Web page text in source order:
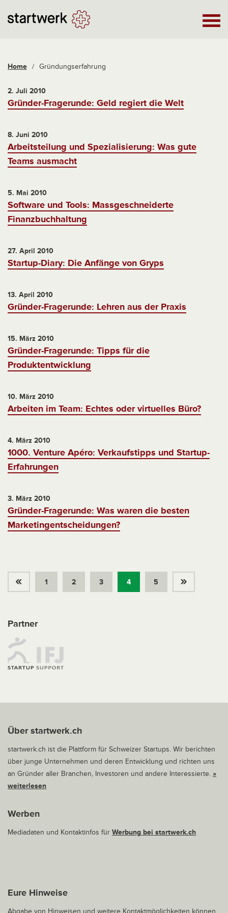
Home / Gründungserfahrung
2. Juli 2010
Gründer-Fragerunde: Geld regiert die Welt
8. Juni 2010
Arbeitsteilung und Spezialisierung: Was gute
Teams ausmacht
5. Mai 2010
Software und Tools: Massgeschneiderte
Finanzbuchhaltung
27. April 2010
Startup-Diary: Die Anfänge von Gryps
13. April 2010
Gründer-Fragerunde: Lehren aus der Praxis
15. März 2010
Gründer-Fragerunde: Tipps für die
Produktentwicklung
10. März 2010
Arbeiten im Team: Echtes oder virtuelles Büro?
4. März 2010
1000. Venture Apéro: Verkaufstipps und Startup-
Erfahrungen
3. März 2010
Gründer-Fragerunde: Was waren die besten
Marketingentscheidungen?
« 1 2 3 4 5 »
Partner
Über startwerk.ch
startwerk.ch ist die Plattform für Schweizer Startups. Wir berichten
über junge Unternehmen und deren Entwicklung und richten uns
an Gründer aller Branchen, Investoren und andere Interessierte. »
weiterlesen
Werben
Mediadaten und Kontaktinfos für Werbung bei startwerk.ch
Eure Hinweise
Abgabe von Hinweisen und weitere Kontaktmöglichkeiten können